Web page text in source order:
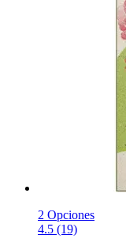
2 Opciones
4.5 (19)